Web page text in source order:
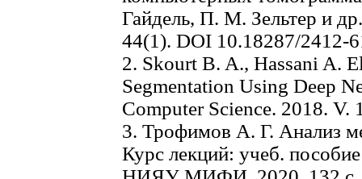
Гайдель, П. М. Зельтер и
44(1). DOI 10.18287/2412-
2. Skourt B. A., Hassani A.
Segmentation Using Deep
Computer Science. 2018. V.
3. Трофимов А. Г. Анализ
Курс лекций: учеб.